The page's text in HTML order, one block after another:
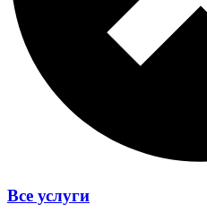
Все услуги